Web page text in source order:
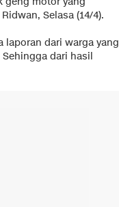
Selasa (14/4).
laporan dari warga yang
dari hasil